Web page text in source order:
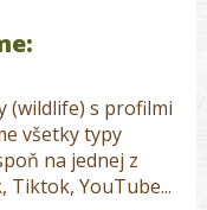
(wildlife) s profilmi
všetky typy
na jednej z
Tiktok, YouTube...